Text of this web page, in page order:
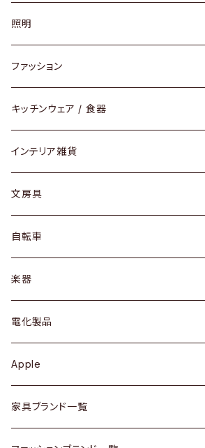
ソファ / ベンチ
チェア / スツール
ダイニングセット / ダイニングテーブル
ローテーブル / サイドテーブル
デスク / コンソール
ドレッサー
シェルフ
キュリオケース / 飾り棚
カップボード / 食器棚
チェスト
照明
ペンダントライト
テーブルランプ / デスクスタンド
フロアライト
ファッション
アクセサリー
リング
ピアス / イヤリング
財布
バッグ
アウター
トップス
ワンピース
ボトムス
靴
キッチンウェア / 食器
グラス / タンブラー
カップ / マグ
プレート / ボウル
カトラリー
ケトル / ティーポット
鍋 / フライパン
Vintage / ヴィンテージ
インテリア雑貨
文房具
自転車
dahon
楽器
ギター
ベース
その他楽器
電化製品
Apple
家具ブランド一覧